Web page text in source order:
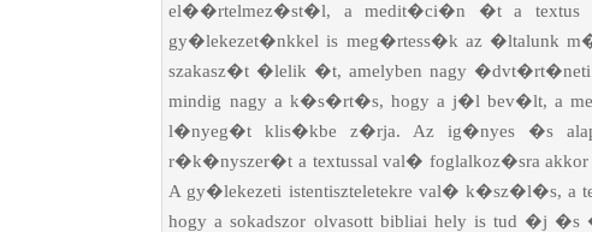
el��rtelmez�st�l, a medit�ci�n �t a textus
gy�lekezet�nkkel is meg�rtess�k az �ltalunk
szakasz�t �lelik �t, amelyben nagy �dvt�rt�neti
mindig nagy a k�s�rt�s, hogy a j�l bev�lt, a
l�nyeg�t klis�kbe z�rja. Az ig�nyes �s
r�k�nyszer�t a textussal val� foglalkoz�sra
A gy�lekezeti istentiszteletekre val� k�sz�l�s, a
hogy a sokadszor olvasott bibliai hely is tud �j